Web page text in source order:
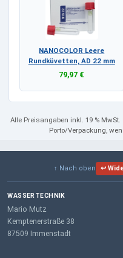
NANOCOLOR Leere
Rundküvetten, AD 22 mm
79,97 €
Alle Preisangaben inkl. 19 % MwSt.
Porto/Verpackung,
↑ Nach oben ↩
WASSERTECHNIK
Mario Mutz
Kemptenerstraße 38
87509 Immenstadt